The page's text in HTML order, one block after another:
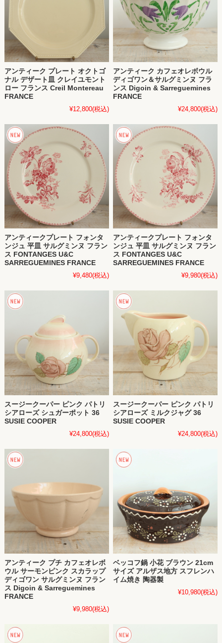
アンティーク プレート オクトゴ
ナル デザート皿 クレイユモント
ロー フランス Creil Montereau
FRANCE
¥12,800(税込)
アンティーク カフェオレボウル
ディゴワン＆サルグミンヌ フラ
ンス Digoin & Sarreguemines
FRANCE
¥24,800(税込)
アンティークプレート フォンタ
ンジュ 平皿 サルグミンヌ フラン
ス FONTANGES U&C
SARREGUEMINES FRANCE
¥9,480(税込)
アンティークプレート フォンタ
ンジュ 平皿 サルグミンヌ フラン
ス FONTANGES U&C
SARREGUEMINES FRANCE
¥9,980(税込)
スージークーパー ピンク パトリ
シアローズ シュガーポット 36
SUSIE COOPER
¥24,800(税込)
スージークーパー ピンク パトリ
シアローズ ミルクジャグ 36
SUSIE COOPER
¥24,800(税込)
アンティーク プチ カフェオレボ
ウル サーモンピンク スカラップ
ディゴワン サルグミンヌ フラン
ス Digoin & Sarreguemines
FRANCE
¥9,980(税込)
ベッコフ鍋 小花 ブラウン 21cm
サイズ アルザス地方 スフレンハ
イム焼き 陶器製
¥10,980(税込)